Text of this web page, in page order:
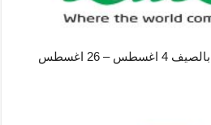
عروض لولو قطر اليوم اهلا بالصيف 4 اغسطس – 26 اغسطس